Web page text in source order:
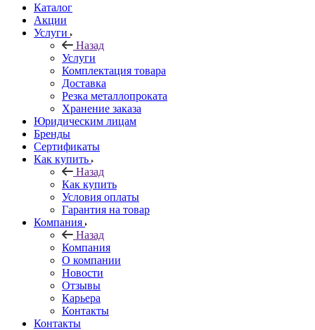
Каталог
Акции
Услуги
Назад
Услуги
Комплектация товара
Доставка
Резка металлопроката
Хранение заказа
Юридическим лицам
Бренды
Сертификаты
Как купить
Назад
Как купить
Условия оплаты
Гарантия на товар
Компания
Назад
Компания
О компании
Новости
Отзывы
Карьера
Контакты
Контакты